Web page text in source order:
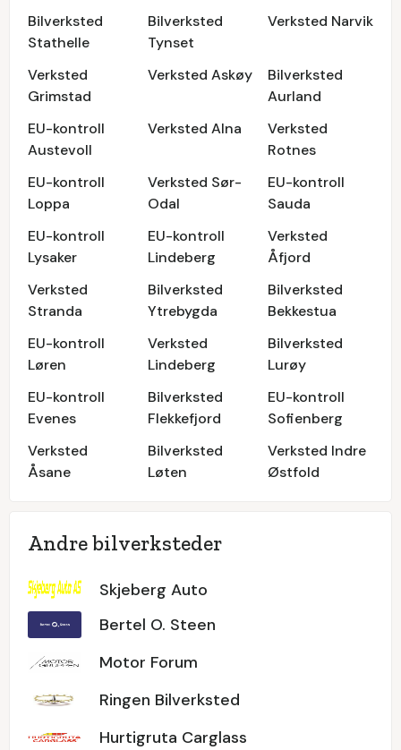
Bilverksted
Stathelle
Bilverksted
Tynset
Verksted Narvik
Verksted
Grimstad
Verksted Askøy
Bilverksted
Aurland
EU-kontroll
Austevoll
Verksted Alna
Verksted
Rotnes
EU-kontroll
Loppa
Verksted Sør-
Odal
EU-kontroll
Sauda
EU-kontroll
Lysaker
EU-kontroll
Lindeberg
Verksted
Åfjord
Verksted
Stranda
Bilverksted
Ytrebygda
Bilverksted
Bekkestua
EU-kontroll
Løren
Verksted
Lindeberg
Bilverksted
Lurøy
EU-kontroll
Evenes
Bilverksted
Flekkefjord
EU-kontroll
Sofienberg
Verksted
Åsane
Bilverksted
Løten
Verksted Indre
Østfold
Andre bilverksteder
Skjeberg Auto
Bertel O. Steen
Motor Forum
Ringen Bilverksted
Hurtigruta Carglass